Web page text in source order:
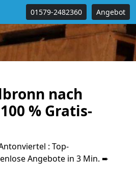
01579-2482360 Angebot
nach
% Gratis-
: Top-
Angebote in 3 Min. ➨